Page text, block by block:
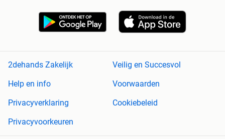
2dehands Zakelijk
Veilig en Succesvol
Help en info
Voorwaarden
Privacyverklaring
Cookiebeleid
Privacyvoorkeuren